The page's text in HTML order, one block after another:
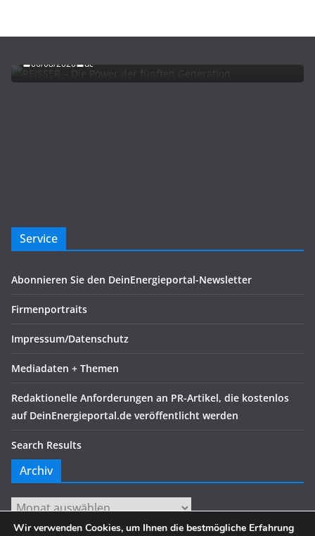
REISSER – Die Power der fünften Generation
06/08/2026 dc
Service
Abonnieren Sie den DeinEnergieportal-Newsletter
Firmenportraits
Impressum/Datenschutz
Mediadaten + Themen
Redaktionelle Anforderungen an PR-Artikel, die kostenlos
auf DeinEnergieportal.de veröffentlicht werden
Search Results
Archiv
Archiv
Wir verwenden Cookies, um Ihnen die bestmögliche Erfahrung